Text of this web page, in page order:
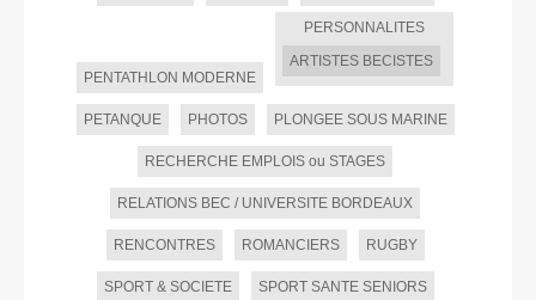
PENTATHLON MODERNE
PERSONNALITES
ARTISTES BECISTES
PETANQUE PHOTOS PLONGEE SOUS MARINE
RECHERCHE EMPLOIS ou STAGES
RELATIONS BEC / UNIVERSITE BORDEAUX
RENCONTRES ROMANCIERS RUGBY
SPORT & SOCIETE SPORT SANTE SENIORS